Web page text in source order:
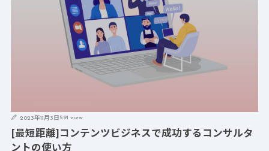
2023年11月3日591 view
[最短距離]コンテンツビジネスで成功するコンサルタ
ントの使い方